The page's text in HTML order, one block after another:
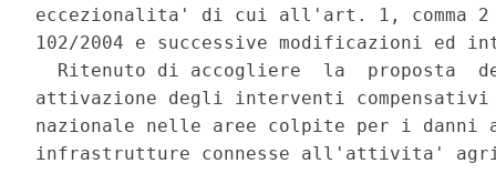
eccezionalita' di cui all'art. 1, comma
102/2004 e successive modificazioni ed
Ritenuto di accogliere  la  proposta
attivazione degli interventi
nazionale nelle aree colpite per i
infrastrutture connesse all'attivita'